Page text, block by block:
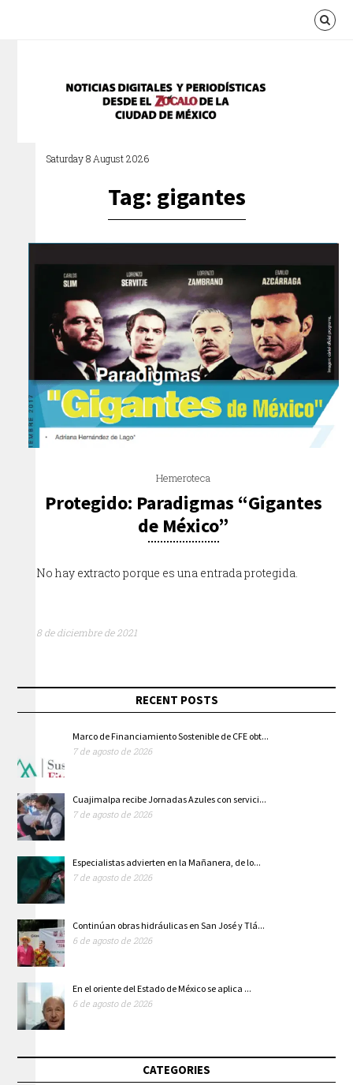
Saturday 8 August 2026
Tag: gigantes
Hemeroteca
Protegido: Paradigmas “Gigantes
de México”
No hay extracto porque es una entrada protegida.
8 de diciembre de 2021
RECENT POSTS
Marco de Financiamiento Sostenible de CFE obt...
7 de agosto de 2026
Cuajimalpa recibe Jornadas Azules con servici...
7 de agosto de 2026
Especialistas advierten en la Mañanera, de lo...
7 de agosto de 2026
Continúan obras hidráulicas en San José y Tlá...
6 de agosto de 2026
En el oriente del Estado de México se aplica ...
6 de agosto de 2026
CATEGORIES